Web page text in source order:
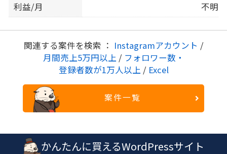
利益/月
不明
関連する案件を検索 ： Instagramアカウント /
月間売上5万円以上 / フォロワー数・
登録者数が1万人以上 / Excel
案件一覧
かんたんに買えるWordPressサイト